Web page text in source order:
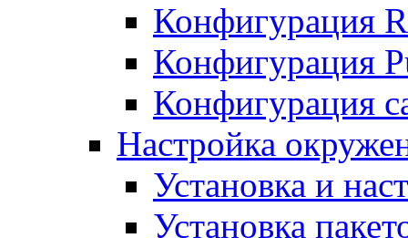
Конфигурация
Конфигурация
Конфигурация
Настройка
Установка и
Установка